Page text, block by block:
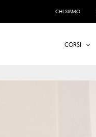
CHI SIAMO
CORSI